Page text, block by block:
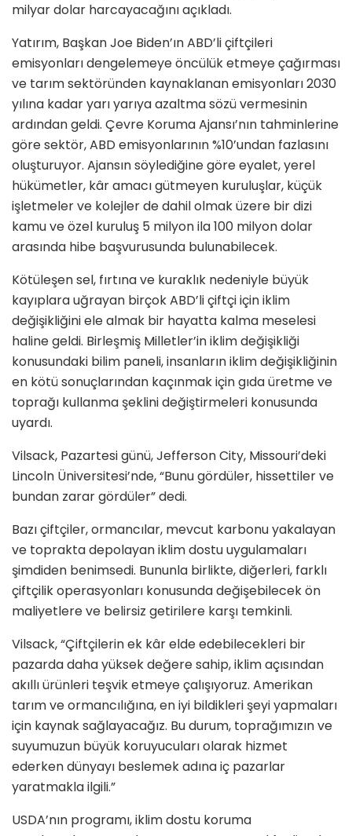
milyar dolar harcayacağını açıkladı.
Yatırım, Başkan Joe Biden’ın ABD’li çiftçileri
emisyonları dengelemeye öncülük etmeye çağırması
ve tarım sektöründen kaynaklanan emisyonları 2030
yılına kadar yarı yarıya azaltma sözü vermesinin
ardından geldi. Çevre Koruma Ajansı’nın tahminlerine
göre sektör, ABD emisyonlarının %10’undan fazlasını
oluşturuyor. Ajansın söylediğine göre eyalet, yerel
hükümetler, kâr amacı gütmeyen kuruluşlar, küçük
işletmeler ve kolejler de dahil olmak üzere bir dizi
kamu ve özel kuruluş 5 milyon ila 100 milyon dolar
arasında hibe başvurusunda bulunabilecek.
Kötüleşen sel, fırtına ve kuraklık nedeniyle büyük
kayıplara uğrayan birçok ABD’li çiftçi için iklim
değişikliğini ele almak bir hayatta kalma meselesi
haline geldi. Birleşmiş Milletler’in iklim değişikliği
konusundaki bilim paneli, insanların iklim değişikliğinin
en kötü sonuçlarından kaçınmak için gıda üretme ve
toprağı kullanma şeklini değiştirmeleri konusunda
uyardı.
Vilsack, Pazartesi günü, Jefferson City, Missouri’deki
Lincoln Üniversitesi’nde, “Bunu gördüler, hissettiler ve
bundan zarar gördüler” dedi.
Bazı çiftçiler, ormancılar, mevcut karbonu yakalayan
ve toprakta depolayan iklim dostu uygulamaları
şimdiden benimsedi. Bununla birlikte, diğerleri, farklı
çiftçilik operasyonları konusunda değişebilecek ön
maliyetlere ve belirsiz getirilere karşı temkinli.
Vilsack, “Çiftçilerin ek kâr elde edebilecekleri bir
pazarda daha yüksek değere sahip, iklim açısından
akıllı ürünleri teşvik etmeye çalışıyoruz. Amerikan
tarım ve ormancılığına, en iyi bildikleri şeyi yapmaları
için kaynak sağlayacağız. Bu durum, toprağımızın ve
suyumuzun büyük koruyucuları olarak hizmet
ederken dünyayı beslemek adına iç pazarlar
yaratmakla ilgili.”
USDA’nın programı, iklim dostu koruma